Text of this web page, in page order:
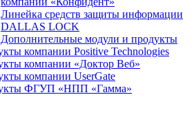
Линейка средств защиты информации
DALLAS LOCK
Дополнительные модули и продукты
компании Positive Technologies
компании «Доктор Веб»
компании UserGate
ФГУП «НПП «Гамма»